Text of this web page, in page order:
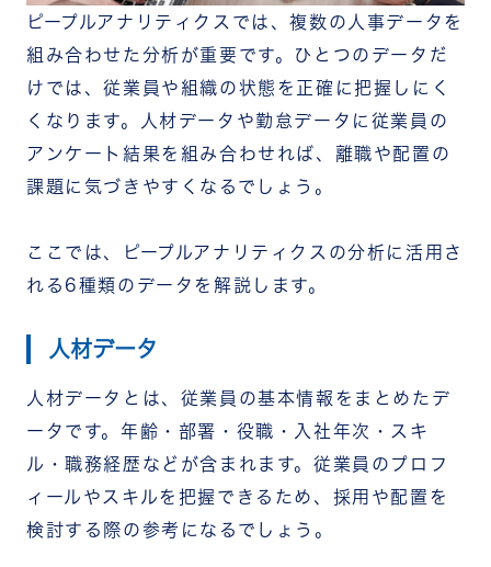
ピープルアナリティクスでは、複数の人事データを
組み合わせた分析が重要です。ひとつのデータだ
けでは、従業員や組織の状態を正確に把握しにく
くなります。
人材データや勤怠データに従業員の
アンケート結果を組み合わせれば、離職や配置の
課題に気づきやすくなるでしょう。
ここでは、ピープルアナリティクスの分析に活用さ
れる6種類のデータを解説します。
人材データ
人材データとは、従業員の基本情報をまとめたデ
ータです。年齢・部署・役職・入社年次・スキ
ル・職務経歴などが含まれます。 従業員のプロフ
ィールやスキルを把握できるため、採用や配置を
検討する際の参考になるでしょう。